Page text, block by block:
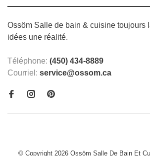
Ossöm Salle de bain & cuisine toujours
idées une réalité.
Téléphone: (450) 434-8889
Courriel: service@ossom.ca
© Copyright 2026 Ossöm Salle De Bain Et